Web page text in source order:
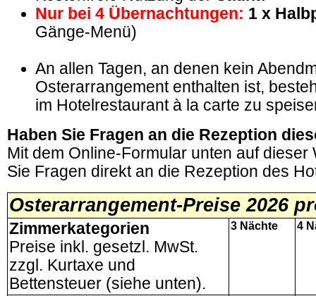
Nur bei 4 Übernachtungen: 1 x
Gänge-Menü)
An allen Tagen, an denen kein
Osterarrangement enthalten ist,
im Hotelrestaurant à la carte zu
Haben Sie Fragen an die Rezeption
Mit dem Online-Formular unten auf dieser
Sie Fragen direkt an die Rezeption des
Osterarrangement-Preise 2026
Zimmerkategorien
Preise inkl. gesetzl. MwSt.
zzgl. Kurtaxe und
Bettensteuer (siehe unten).
3 Nächte 4